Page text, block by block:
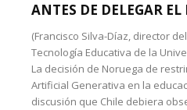
ANTES DE DELEGAR
(Francisco Silva-Díaz, director
Tecnología Educativa de la
La decisión de Noruega de
Artificial Generativa en la
discusión que Chile debiera